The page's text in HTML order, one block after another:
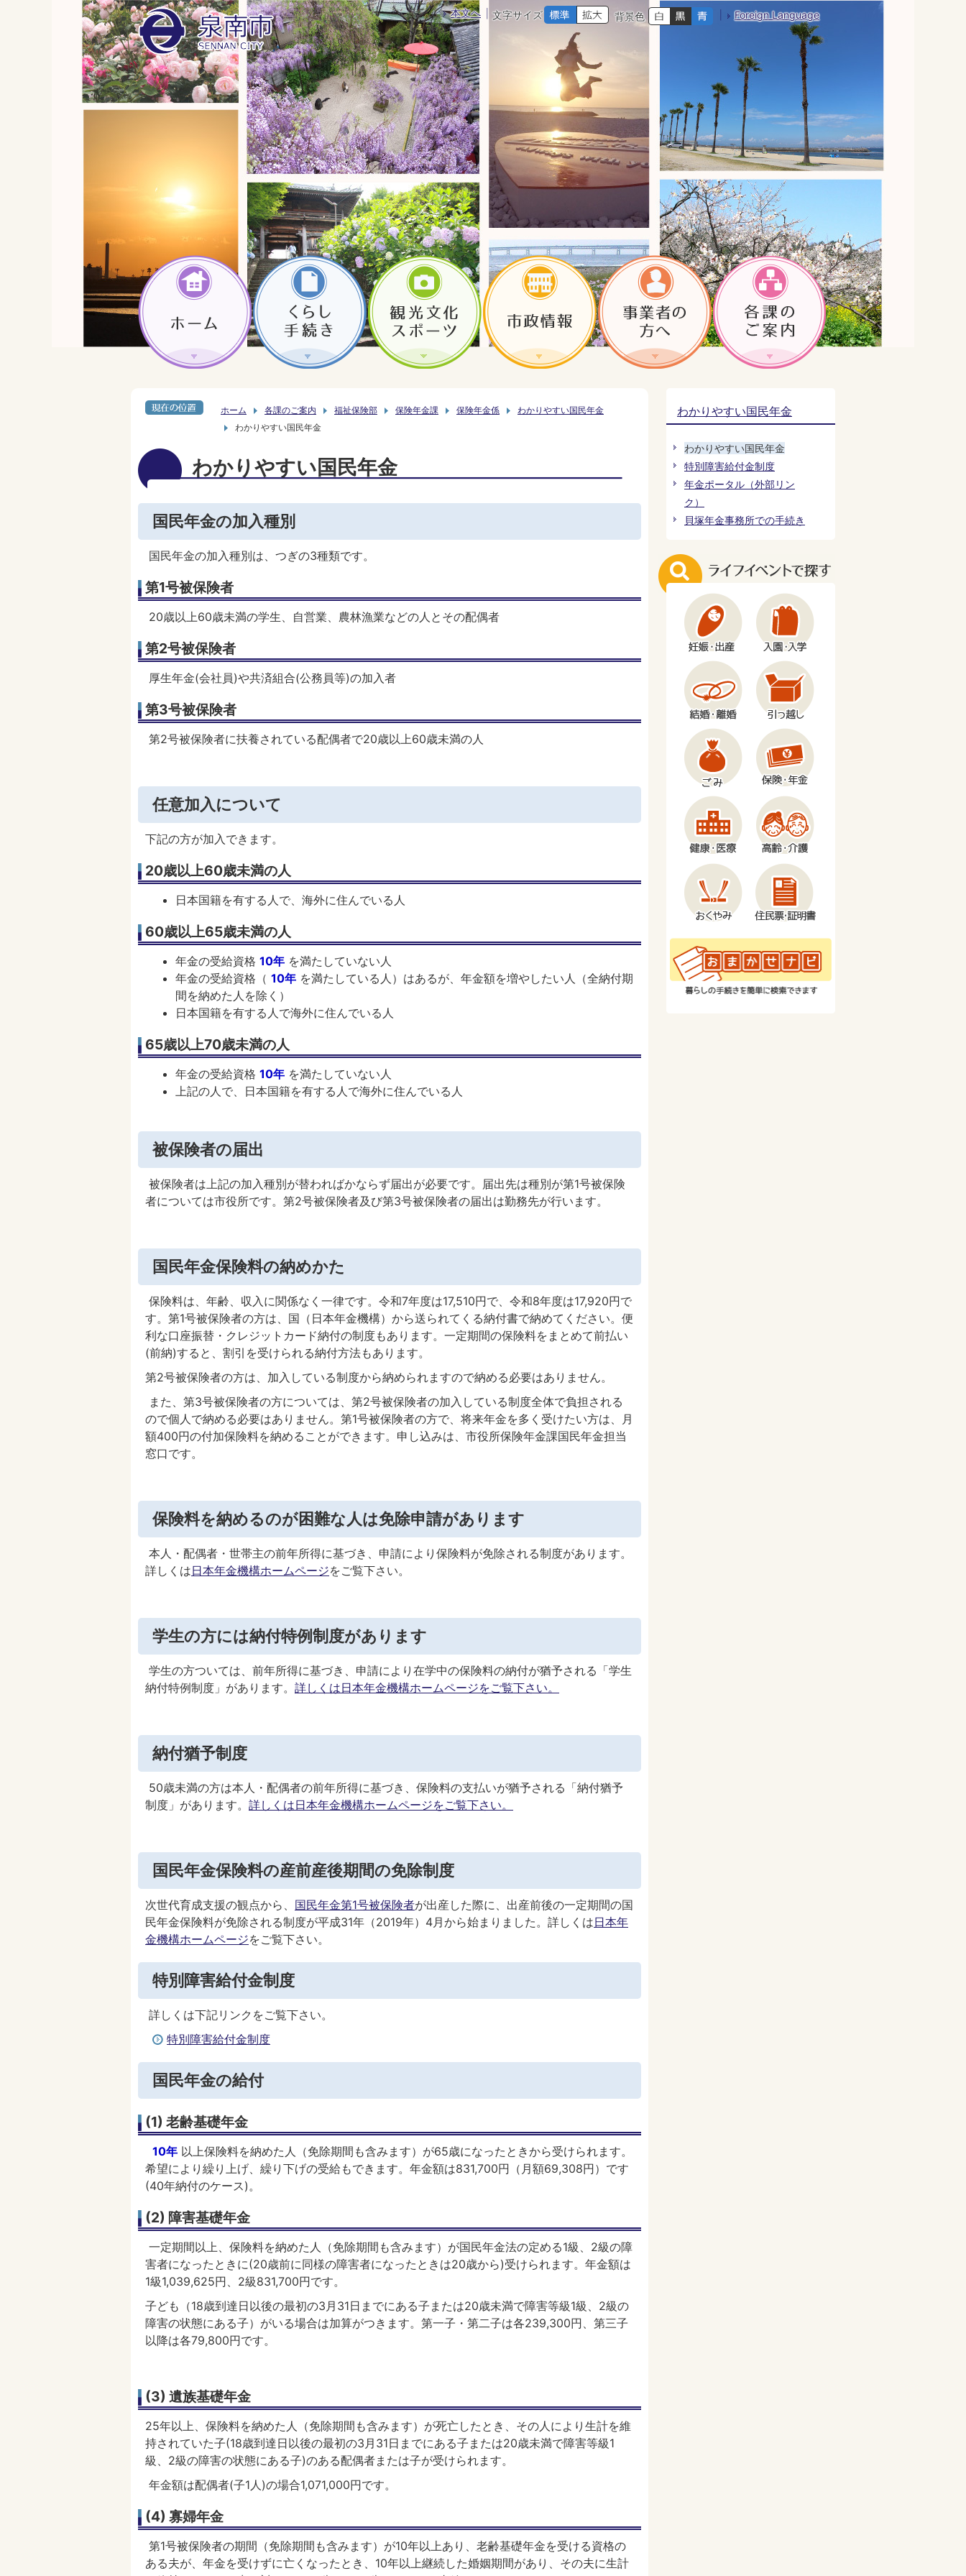
本文へ 文字サイズ 背景色 Foreign Language
ホーム 各課のご案内 福祉保険部 保険年金課 保険年金係
わかりやすい国民年金
わかりやすい国民年金
わかりやすい国民年金
国民年金の加入種別
国民年金の加入種別は、つぎの3種類です。
第1号被保険者
20歳以上60歳未満の学生、自営業、農林漁業などの人とその配偶者
第2号被保険者
厚生年金(会社員)や共済組合(公務員等)の加入者
第3号被保険者
第2号被保険者に扶養されている配偶者で20歳以上60歳未満の人
任意加入について
下記の方が加入できます。
20歳以上60歳未満の人
日本国籍を有する人で、海外に住んでいる人
60歳以上65歳未満の人
年金の受給資格10年 を満たしていない人
年金の受給資格（10年 を満たしている人）はあるが、年金額を増やしたい人（全納付期
間を納めた人を除く）
日本国籍を有する人で海外に住んでいる人
65歳以上70歳未満の人
年金の受給資格10年 を満たしていない人
上記の人で、日本国籍を有する人で海外に住んでいる人
被保険者の届出
被保険者は上記の加入種別が替わればかならず届出が必要です。届出先は種別が第1号被保険
者については市役所です。第2号被保険者及び第3号被保険者の届出は勤務先が行います。
国民年金保険料の納めかた
保険料は、年齢、収入に関係なく一律です。令和7年度は17,510円で、令和8年度は17,920円で
す。第1号被保険者の方は、国（日本年金機構）から送られてくる納付書で納めてください。便
利な口座振替・クレジットカード納付の制度もあります。一定期間の保険料をまとめて前払い
(前納)すると、割引を受けられる納付方法もあります。
第2号被保険者の方は、加入している制度から納められますので納める必要はありません。
また、第3号被保険者の方については、第2号被保険者の加入している制度全体で負担される
ので個人で納める必要はありません。第1号被保険者の方で、将来年金を多く受けたい方は、月
額400円の付加保険料を納めることができます。申し込みは、市役所保険年金課国民年金担当
窓口です。
保険料を納めるのが困難な人は免除申請があります
本人・配偶者・世帯主の前年所得に基づき、申請により保険料が免除される制度があります。
詳しくは日本年金機構ホームページをご覧下さい。
学生の方には納付特例制度があります
学生の方ついては、前年所得に基づき、申請により在学中の保険料の納付が猶予される「学生
納付特例制度」があります。 詳しくは日本年金機構ホームページをご覧下さい。
納付猶予制度
50歳未満の方は本人・配偶者の前年所得に基づき、保険料の支払いが猶予される「納付猶予
制度」があります。 詳しくは日本年金機構ホームページをご覧下さい。
国民年金保険料の産前産後期間の免除制度
次世代育成支援の観点から、 国民年金第1号被保険者が出産した際に、出産前後の一定期間の国
民年金保険料が免除される制度が平成31年（2019年）4月から始まりました。詳しくは日本年
金機構ホームページをご覧下さい。
特別障害給付金制度
詳しくは下記リンクをご覧下さい。
特別障害給付金制度
国民年金の給付
(1) 老齢基礎年金
10年 以上保険料を納めた人（免除期間も含みます）が65歳になったときから受けられます。
希望により繰り上げ、繰り下げの受給もできます。年金額は831,700円（月額69,308円）です
(40年納付のケース)。
(2) 障害基礎年金
一定期間以上、保険料を納めた人（免除期間も含みます）が国民年金法の定める1級、2級の障
害者になったときに(20歳前に同様の障害者になったときは20歳から)受けられます。年金額は
1級1,039,625円、2級831,700円です。
子ども（18歳到達日以後の最初の3月31日までにある子または20歳未満で障害等級1級、2級の
障害の状態にある子）がいる場合は加算がつきます。第一子・第二子は各239,300円、第三子
以降は各79,800円です。
(3) 遺族基礎年金
25年以上、保険料を納めた人（免除期間も含みます）が死亡したとき、その人により生計を維
持されていた子(18歳到達日以後の最初の3月31日までにある子または20歳未満で障害等級1
級、2級の障害の状態にある子)のある配偶者または子が受けられます。
年金額は配偶者(子1人)の場合1,071,000円です。
(4) 寡婦年金
第1号被保険者の期間（免除期間も含みます）が10年以上あり、老齢基礎年金を受ける資格の
ある夫が、年金を受けずに亡くなったとき、10年以上継続した婚姻期間があり、その夫に生計
わかりやすい国民年金
わかりやすい国民年金
特別障害給付金制度
年金ポータル（外部リン
ク）
貝塚年金事務所での手続き